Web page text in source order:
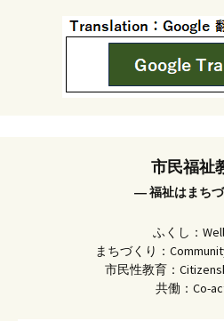
市民福祉
― 福祉はまち
ふくし：
まちづくり：
市民性教育：
共働：Co-